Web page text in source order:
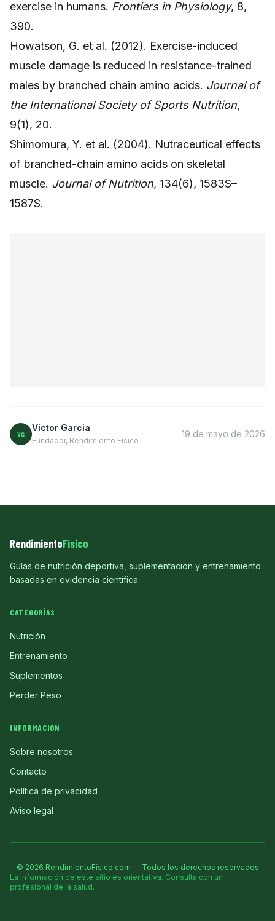
exercise in humans. Frontiers in Physiology, 8,
390.
Howatson, G. et al. (2012). Exercise-induced
muscle damage is reduced in resistance-trained
males by branched chain amino acids. Journal of
the International Society of Sports Nutrition,
9(1), 20.
Shimomura, Y. et al. (2004). Nutraceutical effects
of branched-chain amino acids on skeletal
muscle. Journal of Nutrition, 134(6), 1583S–
1587S.
VG
Victor Garcia
Fundador, Rendimiento Físico
19 de mayo de 2026
RendimientoFísico
Guías de nutrición deportiva, suplementación y entrenamiento
basadas en evidencia científica.
CATEGORÍAS
Nutrición
Entrenamiento
Suplementos
Perder Peso
INFORMACIÓN
Sobre nosotros
Contacto
Política de privacidad
Aviso legal
© 2026 RendimientoFísico.com — Todos los derechos reservados
La información de este sitio es orientativa. Consulta con un
profesional de la salud.